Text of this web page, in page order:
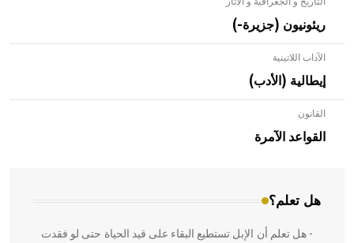
ريئونيون (جزيرة-)
الآداب اللاتينية
إيطالية (الأدب)
القانون
القواعد الآمرة
هل تعلم؟
- هل تعلم أن الأبلق نوع من الفنون الهندسية التي ارتبطت
بالعمارة الإسلامية في بلاد الشام ومصر خاصة، حيث يحرص
المعمار على بناء مداميكه وخاصة في الواجهات
- هل تعلم أن الإبل تستطيع البقاء على قيد الحياة حتى لو فقدت